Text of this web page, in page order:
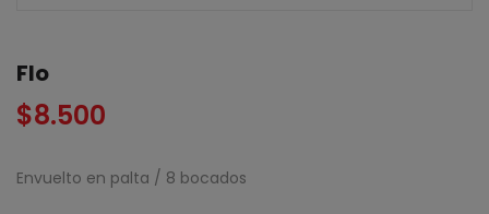
Flo
$8.500
Envuelto en palta / 8 bocados